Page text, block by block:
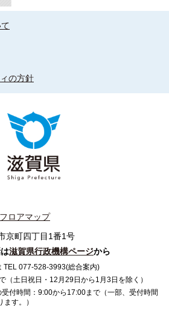
の方針
ロアマップ
京町四丁目1番1号
滋賀県行政機構ページから
TEL 077-528-3993(総合案内)
（土日祝日・12月29日から1月3日を除く）
付時間：9:00から17:00まで（一部、受付時間
す。）